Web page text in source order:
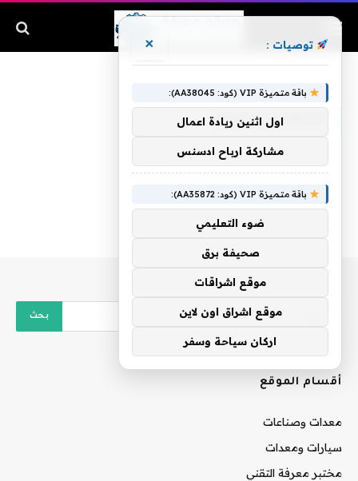
أقسام الموقع
معدات وصناعات
سيارات ومعدات
مختبر معرفة التقني
توصيات : ×
باقة متميزة VIP (كود: AA38045):
اول اثنين ريادة اعمال
مشاركة ارباح ادسنس
باقة متميزة VIP (كود: AA35872):
ضوء التعليمي
صحيفة برق
موقع اشراقات
موقع اشراق اون لاين
اركان سياحة وسفر